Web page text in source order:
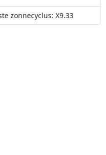
zonnecyclus: X9.33
kan miljarden dollars op
beelden van de volle zon tonen